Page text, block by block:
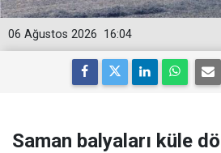
16:04
06 Ağustos 2026
Saman balyaları küle